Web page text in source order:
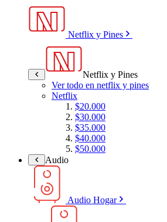
Netflix y Pines
Netflix y Pines
Ver todo en netflix y pines
Netflix
$20.000
$30.000
$35.000
$40.000
$50.000
Audio
Audio Hogar